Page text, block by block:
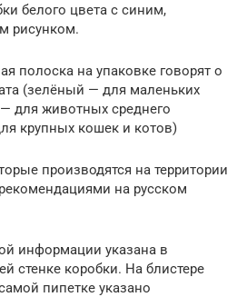
белого цвета с синим,
рисунком.
полоска на упаковке говорят о
(зелёный — для маленьких
для животных среднего
крупных кошек и котов)
производятся на территории
на русском
информации указана в
стенке коробки. На блистере
пипетке указано